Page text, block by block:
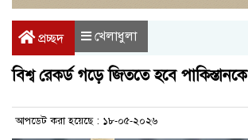
প্রচ্ছদ খেলাধুলা
বিশ্ব রেকর্ড গড়ে জিততে হবে পাকিস্তানকে
আপডেট করা হয়েছে : ১৮-০৫-২০২৬